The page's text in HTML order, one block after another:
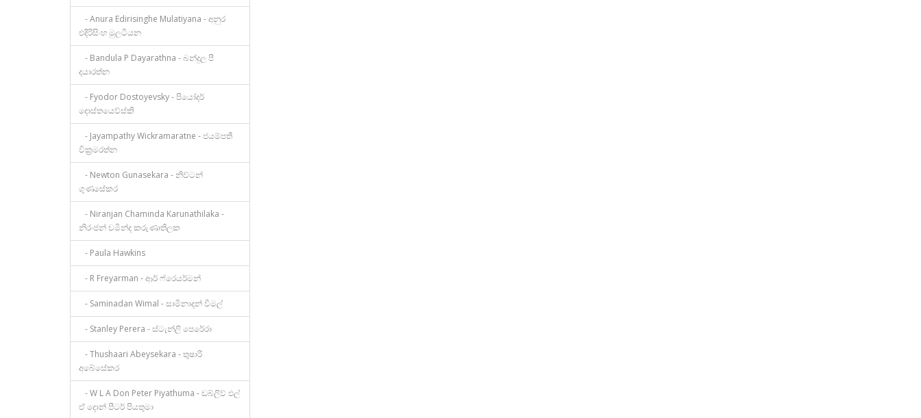
- Anura Edirisinghe Mulatiyana - අනුර
එදිරිසිංහ මුලටියන
- Bandula P Dayarathna - බන්දුල පී
දයාරත්න
- Fyodor Dostoyevsky - පියෝදර්
දොස්තයෙව්ස්කි
- Jayampathy Wickramaratne - ජයම්පතී
වික්‍රමරත්න
- Newton Gunasekara - නිව්ටන්
ගුණසේකර
- Niranjan Chaminda Karunathilaka -
නිරංජන් චමින්ද කරුණාතිලක
- Paula Hawkins
- R Freyarman - ආර් ෆ්රෙයර්මන්
- Saminadan Wimal - සාමිනාදන් විමල්
- Stanley Perera - ස්ටැන්ලි පෙරේරා
- Thushaari Abeysekara - තුෂාරි
අබේසේකර
- W L A Don Peter Piyathuma - ඩබ්ලිව් එල්
ඒ දොන් පීටර් පියතුමා